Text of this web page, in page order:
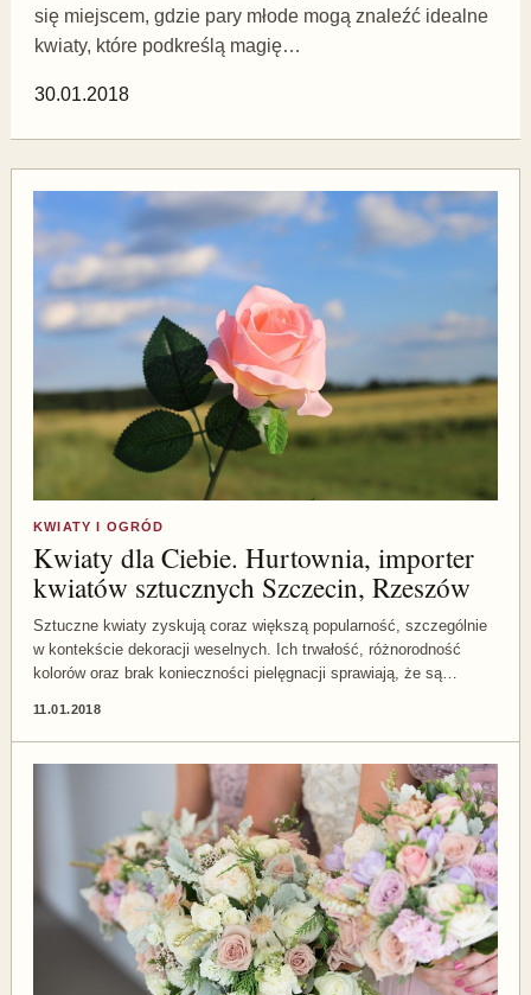
się miejscem, gdzie pary młode mogą znaleźć idealne
kwiaty, które podkreślą magię…
30.01.2018
KWIATY I OGRÓD
Kwiaty dla Ciebie. Hurtownia, importer
kwiatów sztucznych Szczecin, Rzeszów
Sztuczne kwiaty zyskują coraz większą popularność, szczególnie
w kontekście dekoracji weselnych. Ich trwałość, różnorodność
kolorów oraz brak konieczności pielęgnacji sprawiają, że są…
11.01.2018